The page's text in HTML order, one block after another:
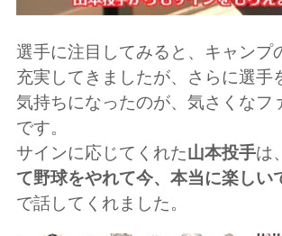
選手に注目してみると、キャンプ
充実してきましたが、さらに選手
気持ちになったのが、気さくなフ
です。
サインに応じてくれた山本投手は、
て野球をやれて今、本当に楽しい
で話してくれました。